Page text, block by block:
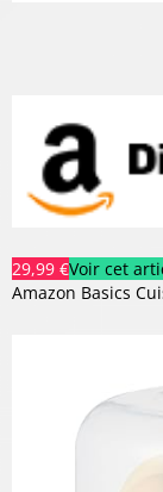
29,99 €Voir cet
Amazon Basics